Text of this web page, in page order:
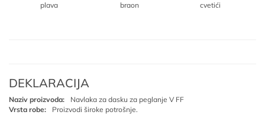
plava braon cvetići
DEKLARACIJA
Naziv proizvoda:
Navlaka za dasku za peglanje V FF
Vrsta robe:
Proizvodi široke potrošnje.